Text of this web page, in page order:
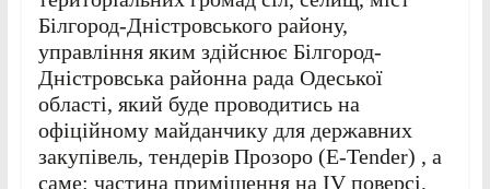
Білгород-Дністровського району,
управління яким здійснює Білгород-
Дністровська районна рада Одеської
області, який буде проводитись на
офіційному майданчику для державних
закупівель, тендерів Прозоро (E-Tender) , а
саме: частина приміщення на ІV поверсі,